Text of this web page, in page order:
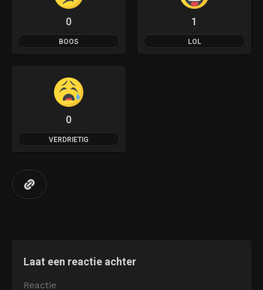
0
BOOS
1
LOL
0
VERDRIETIG
Laat een reactie achter